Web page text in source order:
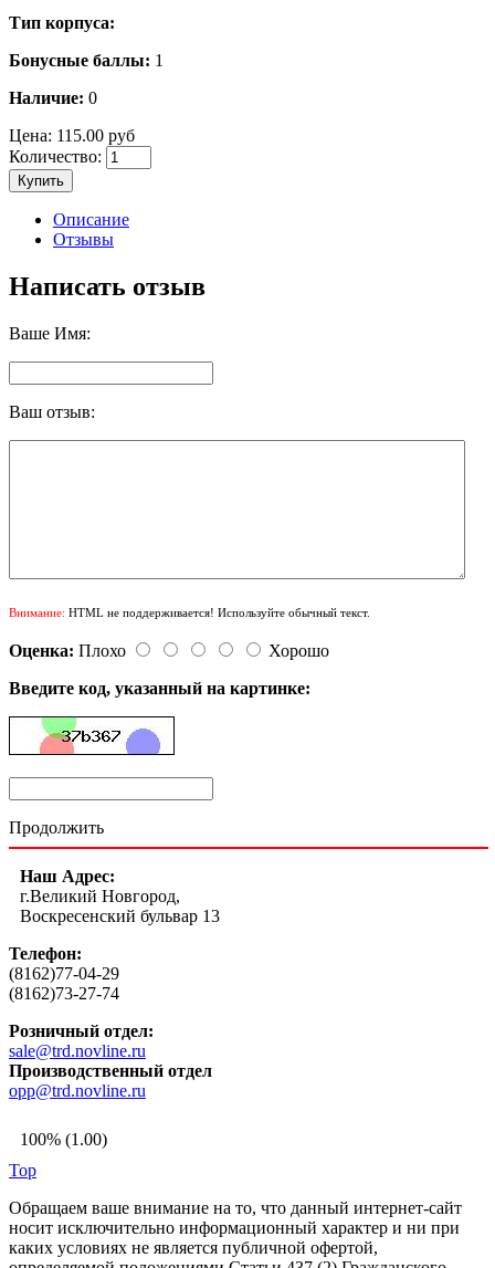
Тип корпуса:
Бонусные баллы: 1
Наличие: 0
Цена: 115.00 руб
Количество:
Купить
Описание
Отзывы
Написать отзыв
Ваше Имя:
Ваш отзыв:
Внимание: HTML не поддерживается! Используйте обычный текст.
Оценка: Плохо
Хорошо
Введите код, указанный на картинке:
Продолжить
Наш Адрес:
г.Великий Новгород,
Воскресенский бульвар 13
Телефон:
(8162)77-04-29
(8162)73-27-74
Розничный отдел:
sale@trd.novline.ru
Производственный отдел
opp@trd.novline.ru
100% (1.00)
Top
Обращаем ваше внимание на то, что данный интернет-сайт
носит исключительно информационный характер и ни при
каких условиях не является публичной офертой,